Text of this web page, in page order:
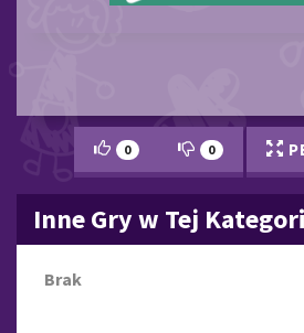
0 0
Inne Gry w Tej
Brak